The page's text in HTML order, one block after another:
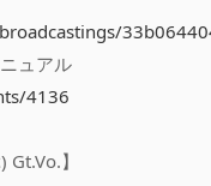
ュアル
4136
】